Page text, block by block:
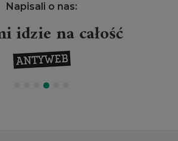
Napisali o nas:
idzie na całość